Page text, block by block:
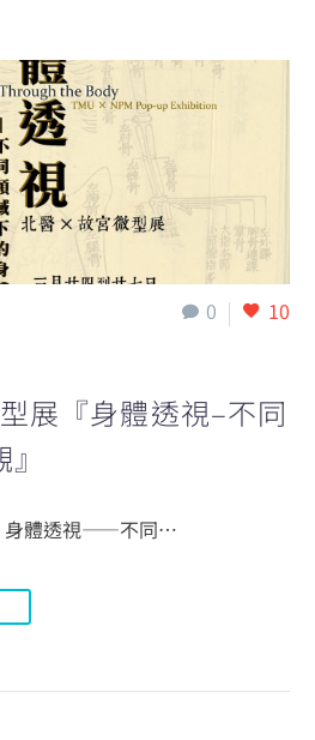
0 10
展『身體透視–不同
身體透視——不同…